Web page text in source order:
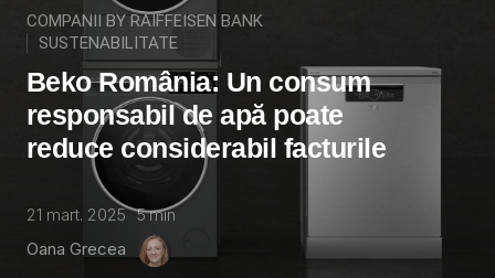
COMPANII BY RAIFFEISEN BANK
SUSTENABILITATE
Beko România: Un consum
responsabil de apă poate
reduce considerabil facturile
21 mart. 2025 5min
Oana Grecea